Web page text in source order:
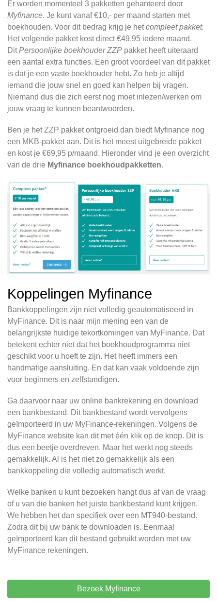
Er worden momenteel 3 pakketten gehanteerd door
Myfinance. Je kunt vanaf €10,- per maand starten met
boekhouden. Voor dit bedrag krijg je hetcompleet pakket.
Het volgende pakket kost direct €49,95 iedere maand.
DitPersoonlijke boekhouder ZZP pakket heeft uiteraard
een aantal extra functies. Een groot voordeel van dit pakket
is dat je een vaste boekhouder hebt. Zo heb je altijd
iemand die jouw snel en goed kan helpen bij vragen.
Niemand dus die zich eerst nog moet inlezen/werken om
jouw vraag te kunnen beantwoorden.
Ben je het ZZP pakket ontgroeid dan biedt Myfinance nog
een MKB-pakket aan. Dit is het meest uitgebreide pakket
en kost je €69,95 p/maand. Hieronder vind je een overzicht
van de drie Myfinance boekhoudpakketten.
Koppelingen Myfinance
Bankkoppelingen zijn niet volledig geautomatiseerd in
MyFinance. Dit is naar mijn mening een van de
belangrijkste huidige tekortkomingen van MyFinance. Dat
betekent echter niet dat het boekhoudprogramma niet
geschikt voor u hoeft te zijn. Het heeft immers een
handmatige aansluiting. En dat kan vaak voldoende zijn
voor beginners en zelfstandigen.
Ga daarvoor naar uw online bankrekening en download
een bankbestand. Dit bankbestand wordt vervolgens
geïmporteerd in uw MyFinance-rekeningen. Volgens de
MyFinance website kan dit met één klik op de knop. Dit is
dus een beetje overdreven. Maar het werkt nog steeds
gemakkelijk. Al is het niet zo gemakkelijk als een
bankkoppeling die volledig automatisch werkt.
Welke banken u kunt bezoeken hangt dus af van de vraag
of u van die banken het juiste bankbestand kunt krijgen.
We hebben het dan specifiek over een MT940-bestand.
Zodra dit bij uw bank te downloaden is. Eenmaal
geïmporteerd kan dit bestand gebruikt worden met uw
MyFinance rekeningen.
Bezoek Myfinance